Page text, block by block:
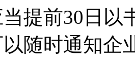
提前30日以
随时通知企